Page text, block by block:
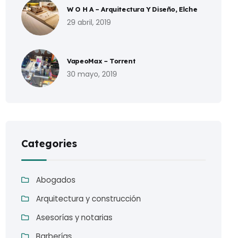
W O H A – Arquitectura Y Diseño, Elche
29 abril, 2019
VapeoMax – Torrent
30 mayo, 2019
Categories
Abogados
Arquitectura y construcción
Asesorías y notarias